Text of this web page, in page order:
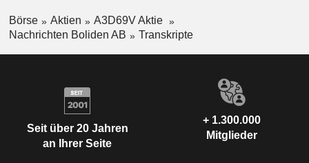
Börse Aktien
A3D69V Aktie
Nachrichten Boliden AB
Transkripte
Seit über 20 Jahren
an Ihrer Seite
+ 1.300.000
Mitglieder